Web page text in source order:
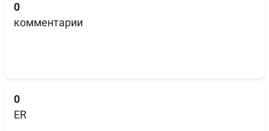
0
комментарии
0
ER